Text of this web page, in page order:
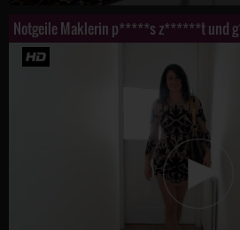
Notgeile Maklerin p*****s z******t und